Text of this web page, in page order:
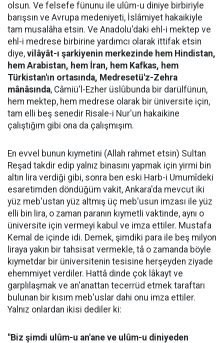
olsun. Ve felsefe fünunu ile ulûm-u diniye birbiriyle
barışsın ve Avrupa medeniyeti, İslâmiyet hakaikiyle
tam musalâha etsin. Ve Anadolu'daki ehl-i mektep ve
ehl-i medrese birbirine yardımcı olarak ittifak etsin
diye, vilâyât-ı şarkiyenin merkezinde hem Hindistan,
hem Arabistan, hem İran, hem Kafkas, hem
Türkistan'ın ortasında, Medresetü'z-Zehra
mânâsında, Câmiü'l-Ezher üslûbunda bir darülfünun,
hem mektep, hem medrese olarak bir üniversite için,
tam elli beş senedir Risale-i Nur'un hakaikine
çalıştığım gibi ona da çalışmışım.
En evvel bunun kıymetini (Allah rahmet etsin) Sultan
Reşad takdir edip yalnız binasını yapmak için yirmi bin
altın lira verdiği gibi, sonra ben eski Harb-i Umumîdeki
esaretimden döndüğüm vakit, Ankara'da mevcut iki
yüz meb'ustan yüz altmış üç meb'usun imzası ile yüz
elli bin lira, o zaman paranın kıymetli vaktinde, aynı o
üniversite için vermeyi kabul ve imza ettiler. Mustafa
Kemal de içinde idi. Demek, şimdiki para ile beş milyon
liraya yakın bir tahsisat vermekle, tâ o zamanda böyle
kıymetdar bir üniversitenin tesisine herşeyden ziyade
ehemmiyet verdiler. Hattâ dinde çok lâkayt ve
garplılaşmak ve an'anattan tecerrüd etmek taraftarı
bulunan bir kısım meb'uslar dahi onu imza ettiler.
Yalnız onlardan ikisi dediler ki:
"Biz şimdi ulûm-u an'ane ve ulûm-u diniyeden